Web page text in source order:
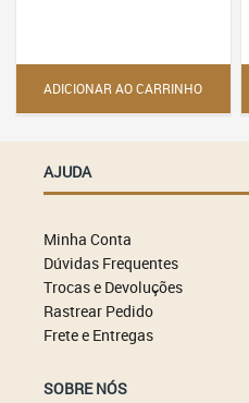
ADICIONAR AO CARRINHO
AJUDA
Minha Conta
Dúvidas Frequentes
Trocas e Devoluções
Rastrear Pedido
Frete e Entregas
SOBRE NÓS